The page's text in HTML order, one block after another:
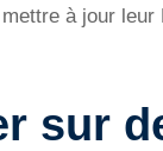
à jour
sur